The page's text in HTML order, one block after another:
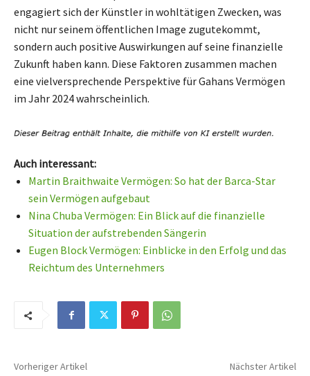
engagiert sich der Künstler in wohltätigen Zwecken, was
nicht nur seinem öffentlichen Image zugutekommt,
sondern auch positive Auswirkungen auf seine finanzielle
Zukunft haben kann. Diese Faktoren zusammen machen
eine vielversprechende Perspektive für Gahans Vermögen
im Jahr 2024 wahrscheinlich.
Auch interessant:
Martin Braithwaite Vermögen: So hat der Barca-Star
sein Vermögen aufgebaut
Nina Chuba Vermögen: Ein Blick auf die finanzielle
Situation der aufstrebenden Sängerin
Eugen Block Vermögen: Einblicke in den Erfolg und das
Reichtum des Unternehmers
Vorheriger Artikel Nächster Artikel